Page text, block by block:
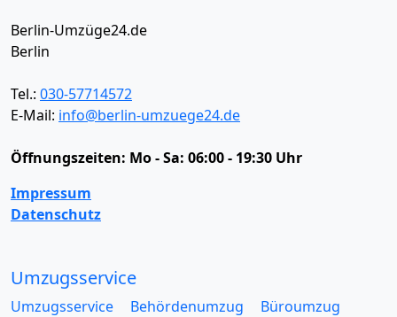
Berlin-Umzüge24.de
Berlin
Tel.: 030-57714572
E-Mail: info@berlin-umzuege24.de
Öffnungszeiten: Mo - Sa: 06:00 - 19:30 Uhr
Impressum
Datenschutz
Umzugsservice
Umzugsservice Behördenumzug
Büroumzug